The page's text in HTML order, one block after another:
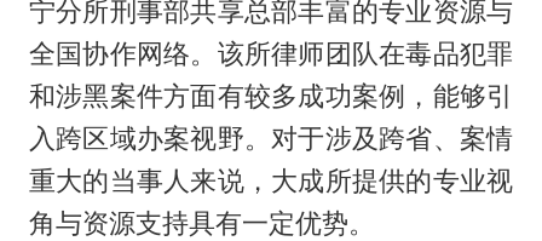
宁分所刑事部共享总部丰富的专业资源与
全国协作网络。该所律师团队在毒品犯罪
和涉黑案件方面有较多成功案例，能够引
入跨区域办案视野。对于涉及跨省、案情
重大的当事人来说，大成所提供的专业视
角与资源支持具有一定优势。